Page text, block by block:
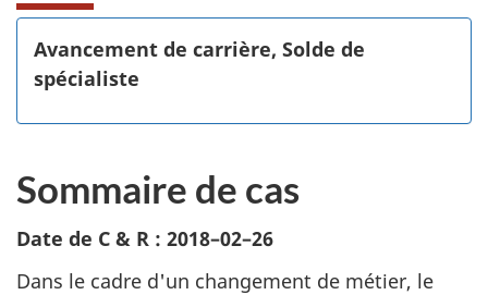
Avancement de carrière, Solde de
spécialiste
Sommaire de cas
Date de C & R : 2018–02–26
Dans le cadre d'un changement de métier, le